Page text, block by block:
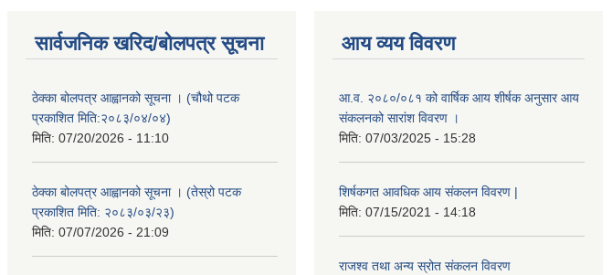
सार्वजनिक खरिद/बोलपत्र सूचना
ठेक्का बोलपत्र आह्वानको सूचना । (चौथो पटक
प्रकाशित मिति:२०८३/०४/०४)
मिति: 07/20/2026 - 11:10
ठेक्का बोलपत्र आह्वानको सूचना । (तेस्रो पटक
प्रकाशित मिति: २०८३/०३/२३)
मिति: 07/07/2026 - 21:09
आय व्यय विवरण
आ.व. २०८०/०८१ को वार्षिक आय शीर्षक अनुसार आय
संकलनको सारांश विवरण ।
मिति: 07/03/2025 - 15:28
शिर्षकगत आवधिक आय संकलन विवरण |
मिति: 07/15/2021 - 14:18
राजश्व तथा अन्य स्रोत संकलन विवरण